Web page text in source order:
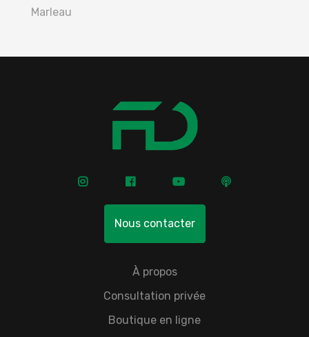
Marleau
Nous contacter
À propos
Consultation privée
Boutique en ligne